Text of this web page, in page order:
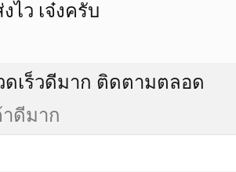
ไว เจ๋งครับ
ดเร็วดีมาก ติดตามตลอด
ดีมาก